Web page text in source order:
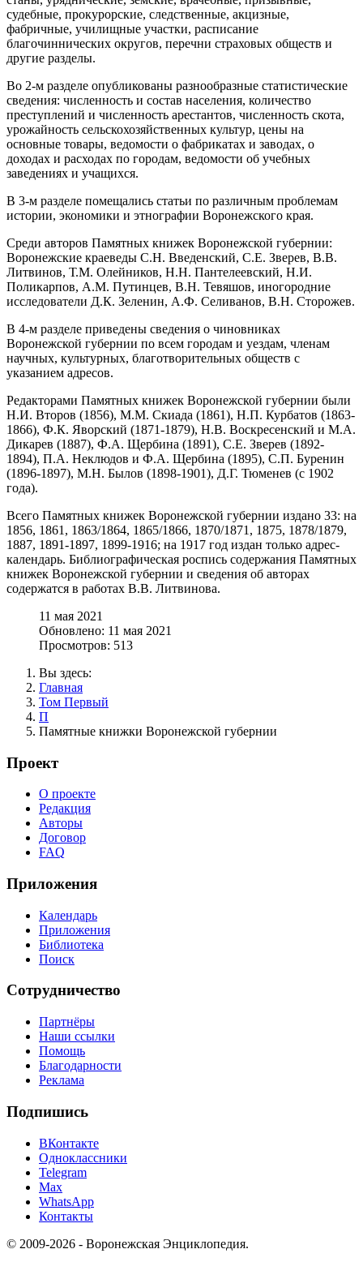
судебные, прокурорские, следственные, акцизные,
фабричные, училищные участки, расписание
благочиннических округов, перечни страховых обществ и
другие разделы.
Во 2-м разделе опубликованы разнообразные статистические
сведения: численность и состав населения, количество
преступлений и численность арестантов, численность скота,
урожайность сельскохозяйственных культур, цены на
основные товары, ведомости о фабрикатах и заводах, о
доходах и расходах по городам, ведомости об учебных
заведениях и учащихся.
В 3-м разделе помещались статьи по различным проблемам
истории, экономики и этнографии Воронежского края.
Среди авторов Памятных книжек Воронежской губернии:
Воронежские краеведы С.Н. Введенский, С.Е. Зверев, В.В.
Литвинов, Т.М. Олейников, Н.Н. Пантелеевский, Н.И.
Поликарпов, А.М. Путинцев, В.Н. Тевяшов, иногородние
исследователи Д.К. Зеленин, А.Ф. Селиванов, В.Н. Сторожев.
В 4-м разделе приведены сведения о чиновниках
Воронежской губернии по всем городам и уездам, членам
научных, культурных, благотворительных обществ с
указанием адресов.
Редакторами Памятных книжек Воронежской губернии были
Н.И. Второв (1856), М.М. Скиада (1861), Н.П. Курбатов (1863-
1866), Ф.К. Яворский (1871-1879), Н.В. Воскресенский и М.А.
Дикарев (1887), Ф.А. Щербина (1891), С.Е. Зверев (1892-
1894), П.А. Неклюдов и Ф.А. Щербина (1895), С.П. Буренин
(1896-1897), М.Н. Былов (1898-1901), Д.Г. Тюменев (с 1902
года).
Всего Памятных книжек Воронежской губернии издано 33: на
1856, 1861, 1863/1864, 1865/1866, 1870/1871, 1875, 1878/1879,
1887, 1891-1897, 1899-1916; на 1917 год издан только адрес-
календарь. Библиографическая роспись содержания Памятных
книжек Воронежской губернии и сведения об авторах
содержатся в работах В.В. Литвинова.
11 мая 2021
Обновлено: 11 мая 2021
Просмотров: 513
Вы здесь:
Главная
Том Первый
П
Памятные книжки Воронежской губернии
Проект
О проекте
Редакция
Авторы
Договор
FAQ
Приложения
Календарь
Приложения
Библиотека
Поиск
Сотрудничество
Партнёры
Наши ссылки
Помощь
Благодарности
Реклама
Подпишись
ВКонтакте
Одноклассники
Telegram
Max
WhatsApp
Контакты
© 2009-2026 - Воронежская Энциклопедия.